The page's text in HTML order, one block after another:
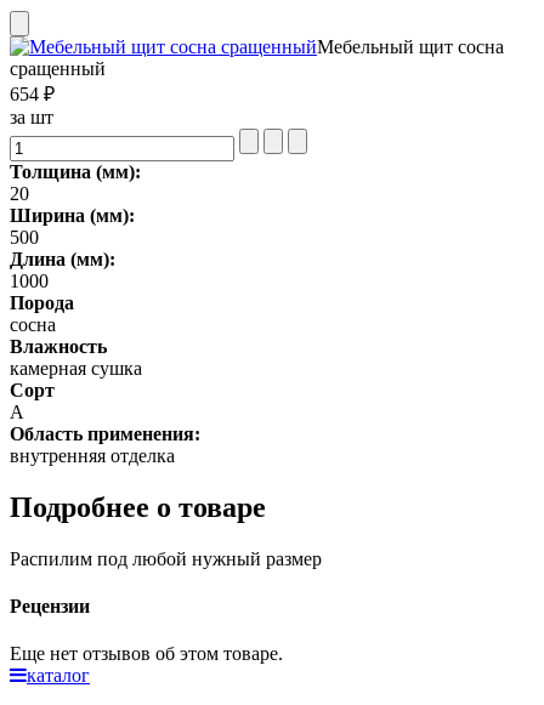
Мебельный щит сосна
сращенный
654 ₽
за шт
Толщина (мм):
20
Ширина (мм):
500
Длина (мм):
1000
Порода
сосна
Влажность
камерная сушка
Сорт
А
Область применения:
внутренняя отделка
Подробнее о товаре
Распилим под любой нужный размер
Рецензии
Еще нет отзывов об этом товаре.
каталог